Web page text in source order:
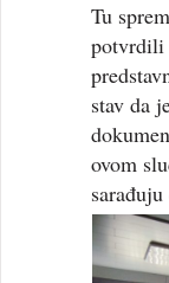
Tu
potvrdili
stav da
ovom